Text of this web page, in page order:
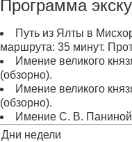
Программа
Путь из Ялты в
маршрута: 35 минут.
Имение великого
(обзорно).
Имение великого
(обзорно).
Имение С. В.
Дни недели